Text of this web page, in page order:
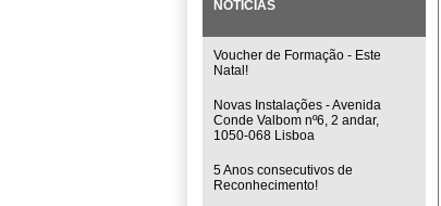
NOTÍCIAS
Voucher de Formação - Este
Natal!
Novas Instalações - Avenida
Conde Valbom nº6, 2 andar,
1050-068 Lisboa
5 Anos consecutivos de
Reconhecimento!